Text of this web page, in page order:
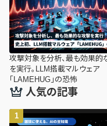
攻撃対象を分析、最も効果的
を実行。LLM搭載マルウェア
「LAMEHUG」の恐怖
人気の記事